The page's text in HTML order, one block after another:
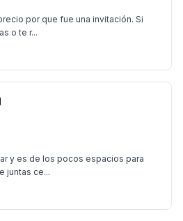
por que fue una invitación. Si
o te r...
y es de los pocos espacios para
juntas ce...